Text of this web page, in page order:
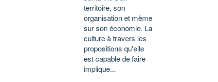
territoire, son
organisation et même
sur son économie. La
culture à travers les
propositions qu'elle
est capable de faire
implique...